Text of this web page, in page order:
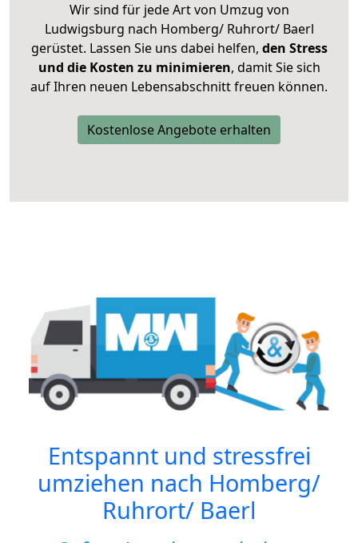
Wir sind für jede Art von Umzug von
Ludwigsburg nach Homberg/ Ruhrort/ Baerl
gerüstet. Lassen Sie uns dabei helfen, den Stress
und die Kosten zu minimieren, damit Sie sich
auf Ihren neuen Lebensabschnitt freuen können.
Kostenlose Angebote erhalten
Entspannt und stressfrei
umziehen nach Homberg/
Ruhrort/ Baerl